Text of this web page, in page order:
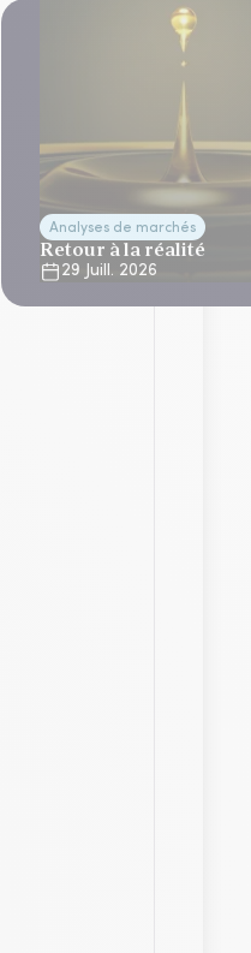
Analyses de marchés
Retour à la réalité
29 Juill. 2026